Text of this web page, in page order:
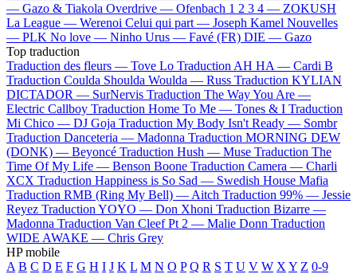
— Gazo & Tiakola Overdrive — Ofenbach 1 2 3 4 — ZOKUSH
La League — Werenoi Celui qui part — Joseph Kamel Nouvelles
— PLK No love — Ninho Urus — Favé (FR) DIE — Gazo
Top traduction
Traduction des fleurs — Tove Lo Traduction AH HA — Cardi B
Traduction Coulda Shoulda Woulda — Russ Traduction KYLIAN
DICTADOR — SurNervis Traduction The Way You Are —
Electric Callboy Traduction Home To Me — Tones & I Traduction
Mi Chico — DJ Goja Traduction My Body Isn't Ready — Sombr
Traduction Danceteria — Madonna Traduction MORNING DEW
(DONK) — Beyoncé Traduction Hush — Muse Traduction The
Time Of My Life — Benson Boone Traduction Camera — Charli
XCX Traduction Happiness is So Sad — Swedish House Mafia
Traduction RMB (Ring My Bell) — Aitch Traduction 99% — Jessie
Reyez Traduction YOYO — Don Xhoni Traduction Bizarre —
Madonna Traduction Van Cleef Pt 2 — Malie Donn Traduction
WIDE AWAKE — Chris Grey
HP mobile
A B C D E F G H I J K L M N O P Q R S T U V W X Y Z 0-9